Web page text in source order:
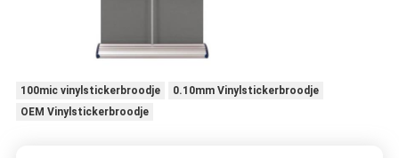
100mic vinylstickerbroodje
0.10mm Vinylstickerbroodje
OEM Vinylstickerbroodje